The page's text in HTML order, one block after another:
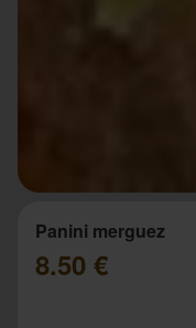
Panini merguez
8.50 €